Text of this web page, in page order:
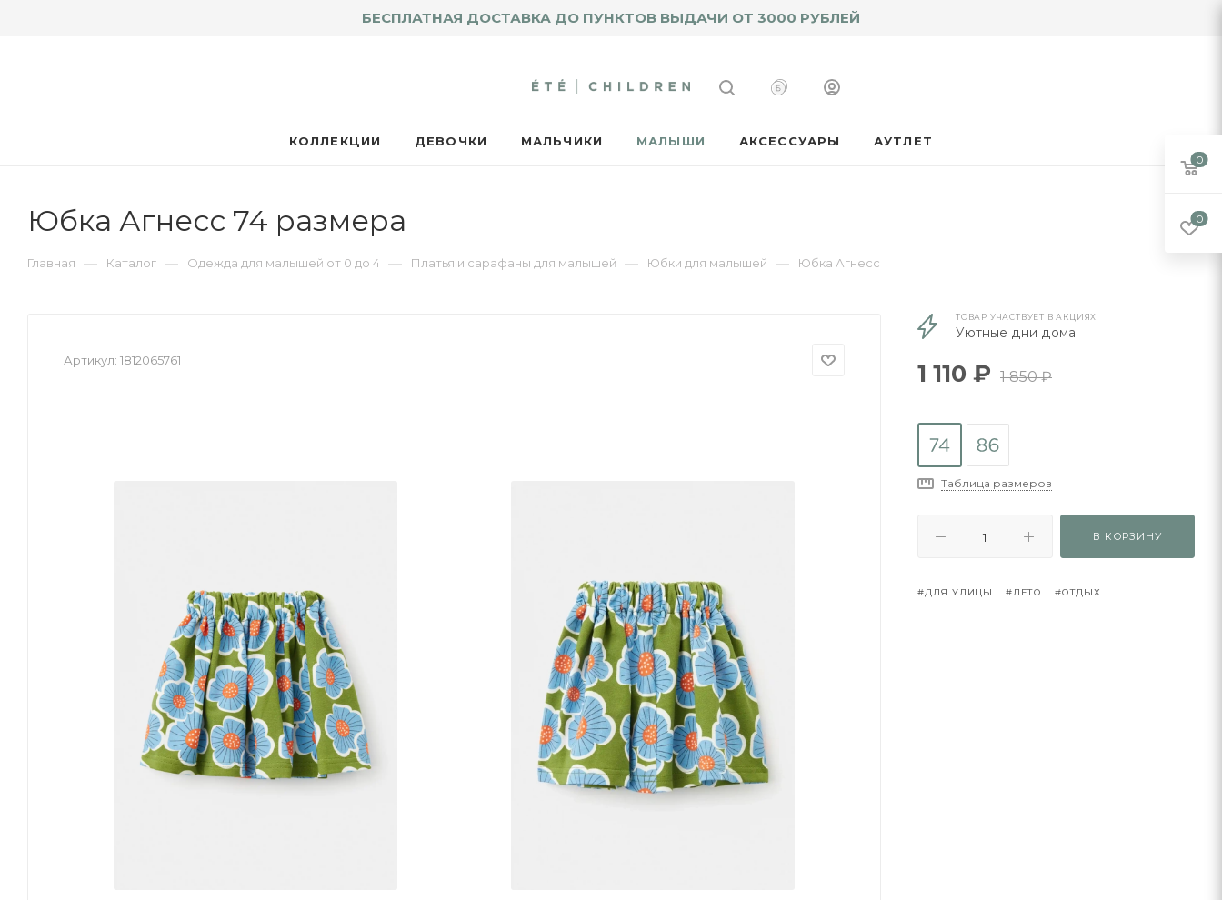
БЕСПЛАТНАЯ ДОСТАВКА ДО ПУНКТОВ ВЫДАЧИ ОТ 3000 РУБЛЕЙ
КОЛЛЕКЦИИ ДЕВОЧКИ МАЛЬЧИКИ МАЛЫШИ АКСЕССУАРЫ АУТЛЕТ
Юбка Агнесс 74 размера
Главная — Каталог — Одежда для малышей от 0 до 4 — Платья и сарафаны для малышей — Юбки для малышей — Юбка Агнесс
Артикул: 1812065761
ТОВАР УЧАСТВУЕТ В АКЦИЯХ
Уютные дни дома
1 110 ₽ 1 850₽
Таблица размеров
В КОРЗИНУ
#ДЛЯ УЛИЦЫ #ЛЕТО #ОТДЫХ
0
0